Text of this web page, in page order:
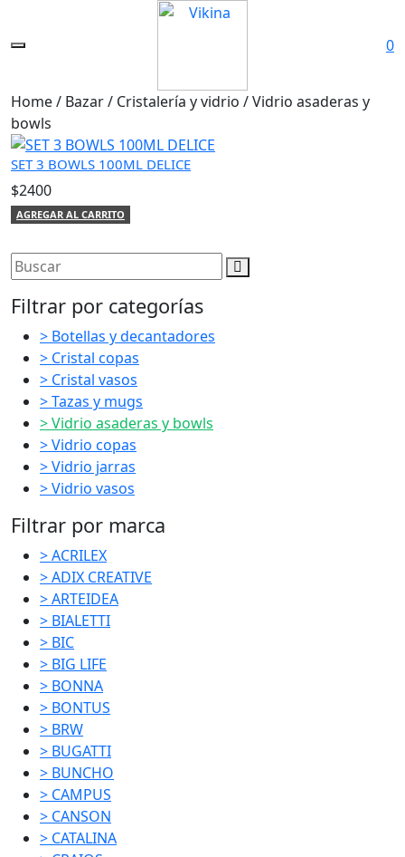
0
Home / Bazar / Cristalería y vidrio / Vidrio asaderas y
bowls
SET 3 BOWLS 100ML DELICE
$2400
AGREGAR AL CARRITO
Filtrar por categorías
> Botellas y decantadores
> Cristal copas
> Cristal vasos
> Tazas y mugs
> Vidrio asaderas y bowls
> Vidrio copas
> Vidrio jarras
> Vidrio vasos
Filtrar por marca
> ACRILEX
> ADIX CREATIVE
> ARTEIDEA
> BIALETTI
> BIC
> BIG LIFE
> BONNA
> BONTUS
> BRW
> BUGATTI
> BUNCHO
> CAMPUS
> CANSON
> CATALINA